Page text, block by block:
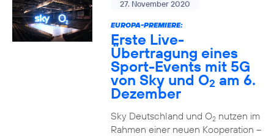
27. November 2020
EUROPA-PREMIERE:
Erste Live-
Übertragung eines
Sport-Events mit 5G
von Sky und O2 am 6.
Dezember
Sky Deutschland und O2nutzen im
Rahmen einer neuen Kooperation –